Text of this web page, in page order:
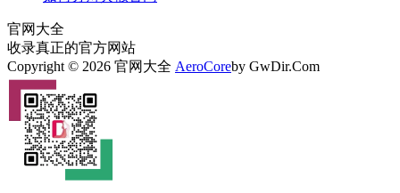
官网大全
收录真正的官方网站
Copyright © 2026 官网大全 AeroCoreby GwDir.Com